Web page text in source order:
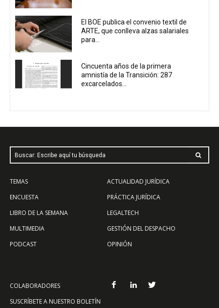
El BOE publica el convenio textil de
ARTE, que conlleva alzas salariales
para...
Cincuenta años de la primera
amnistía de la Transición: 287
excarcelados...
Buscar: Escribe aquí tu búsqueda
TEMAS
ENCUESTA
LIBRO DE LA SEMANA
MULTIMEDIA
PODCAST
ACTUALIDAD JURÍDICA
PRÁCTICA JURÍDICA
LEGALTECH
GESTIÓN DEL DESPACHO
OPINIÓN
COLABORADORES
SUSCRÍBETE A NUESTRO BOLETÍN